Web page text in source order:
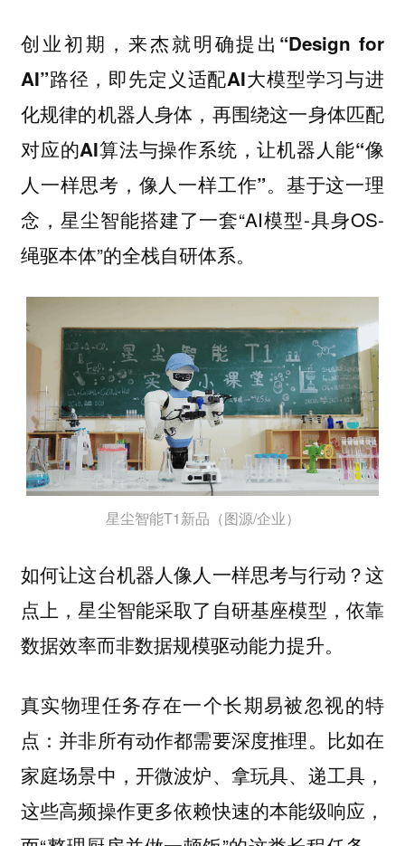
创业初期，来杰就明确提出 “Design for
AI”路径，即先定义适配AI大模型学习与进
化规律的机器人身体，再围绕这一身体匹配
对应的AI算法与操作系统，让机器人能“像
人一样思考，像人一样工作”。 基于这一理
念，星尘智能搭建了一套“AI模型-具身OS-
绳驱本体”的全栈自研体系。
星尘智能T1新品（图源/企业）
如何让这台机器人像人一样思考与行动？这
点上，星尘智能采取了自研基座模型，依靠
数据效率而非数据规模驱动能力提升。
真实物理任务存在一个长期易被忽视的特
点：并非所有动作都需要深度推理。比如在
家庭场景中，开微波炉、拿玩具、递工具，
这些高频操作更多依赖快速的本能级响应，